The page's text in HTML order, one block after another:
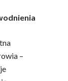
–